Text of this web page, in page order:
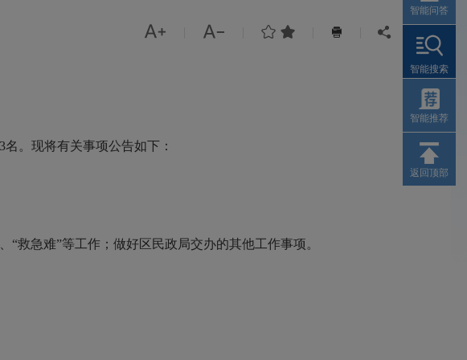
     
。现将有关事项公告如下：
急难”等工作；做好区民政局交办的其他工作事项。
智能问答
智能搜索
智能推荐
返回顶部